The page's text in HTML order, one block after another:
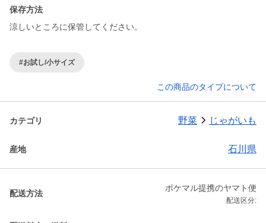
保存方法
涼しいところに保管してください。
#お試し/小サイズ
この商品のタイプについて
カテゴリ 野菜 じゃがいも
産地 石川県
配送方法
ポケマル提携のヤマト便
配送区分: